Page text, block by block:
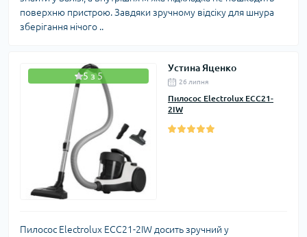
поверхню пристрою. Завдяки зручному відсіку для шнура
зберігання нічого ..
5 з 5
Устина Яценко
26 липня
Пилосос Electrolux ECC21-
2IW
Пилосос Electrolux ECC21-2IW досить зручний у